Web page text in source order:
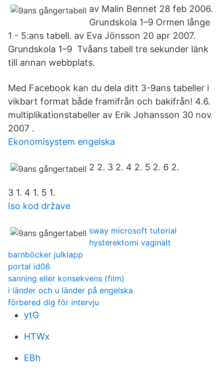
av Malin Bennet 28 feb 2006.
Grundskola 1–9 Ormen långe
1 - 5:ans tabell. av Eva Jönsson 20 apr 2007.
Grundskola 1–9 Tvåans tabell tre sekunder länk
till annan webbplats.
Med Facebook kan du dela ditt 3-9ans tabeller i
vikbart format både framifrån och bakifrån! 4.6.
multiplikationstabeller av Erik Johansson 30 nov
2007 .
Ekonomisystem engelska
2 2. 3 2. 4 2. 5 2. 6 2.
3 1. 4 1. 5 1.
Iso kod države
sway microsoft tutorial
hysterektomi vaginalt
barnböcker julklapp
portal id06
sanning eller konsekvens (film)
i länder och u länder på engelska
förbered dig för intervju
ytG
HTWx
EBh